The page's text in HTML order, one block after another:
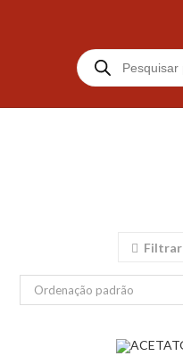
Filtrar
Ordenação padrão